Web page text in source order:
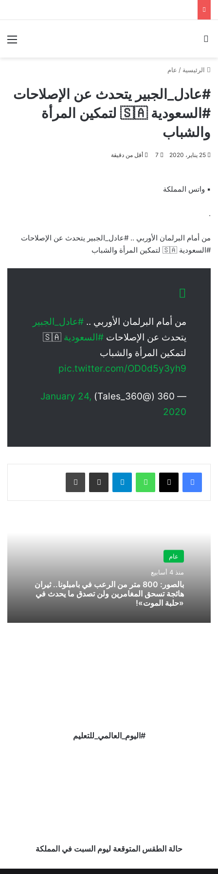
الرئيسية / عام
‎#عادل_الجبير يتحدث عن الإصلاحات
‎#السعودية 🇸🇦 لتمكين المرأة
والشباب
25 يناير، 2020 7 أقل من دقيقة
▪︎ واتس المملكة
.
‏من أمام البرلمان الأوربي .. ‎#عادل_الجبير يتحدث عن الإصلاحات
من أمام البرلمان الأوربي .. #عادل_الجبير
يتحدث عن الإصلاحات #السعودية 🇸🇦
لتمكين المرأة والشباب
pic.twitter.com/OD0d5y3yh9
— 360 (@360_Tales)
January 24,
2020
واتساب تيلقرام مشاركة عبر البريد طباعة
عام
منذ 4 أسابيع
بالصور: 800 متر من الرعب في بامبلونا.. ثيران
هائجة تسحق المغامرين ولن تصدق ما يحدث في
«حلبة الموت»!
‎#اليوم_العالمي_للتعليم
حالة الطقس المتوقعة ليوم السبت في المملكة